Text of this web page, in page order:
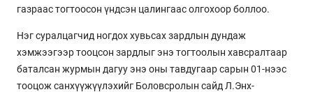
газраас тогтоосон үндсэн цалингаас олгохоор боллоо.
Нэг суралцагчид ногдох хувьсах зардлын дундаж
хэмжээгээр тооцсон зардлыг энэ тогтоолын хавсралтаар
баталсан журмын дагуу энэ оны тавдугаар сарын 01-нээс
тооцож санхүүжүүлэхийг Боловсролын сайд Л.Энх-